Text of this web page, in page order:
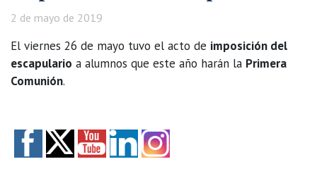
2 de mayo de 2019
El viernes 26 de mayo tuvo el acto de imposición del
escapulario a alumnos que este año harán la Primera
Comunión.